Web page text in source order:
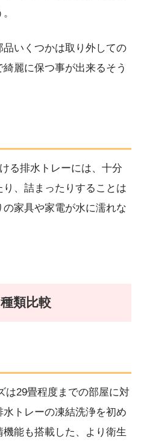
いくつかは取り外しての
麗に保つ事が出来るそう
る排水トレーには、十分
、詰まったりすることは
家具や家電が水に濡れな
類比較
は29畳程度までの部屋に対
トレーの凍結洗浄を初め
能も搭載した、より衛生